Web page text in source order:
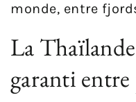
monde, entre
La
garanti entre